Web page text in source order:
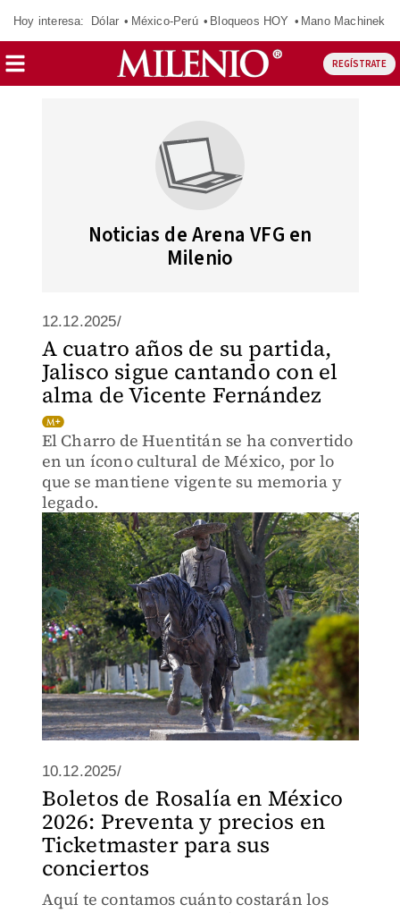
Hoy interesa: Dólar México-Perú Bloqueos HOY Mano Machinek
REGÍSTRATE
Noticias de Arena VFG en
Milenio
12.12.2025/
A cuatro años de su partida,
Jalisco sigue cantando con el
alma de Vicente Fernández
El Charro de Huentitán se ha convertido
en un ícono cultural de México, por lo
que se mantiene vigente su memoria y
legado.
10.12.2025/
Boletos de Rosalía en México
2026: Preventa y precios en
Ticketmaster para sus
conciertos
Aquí te contamos cuánto costarán los